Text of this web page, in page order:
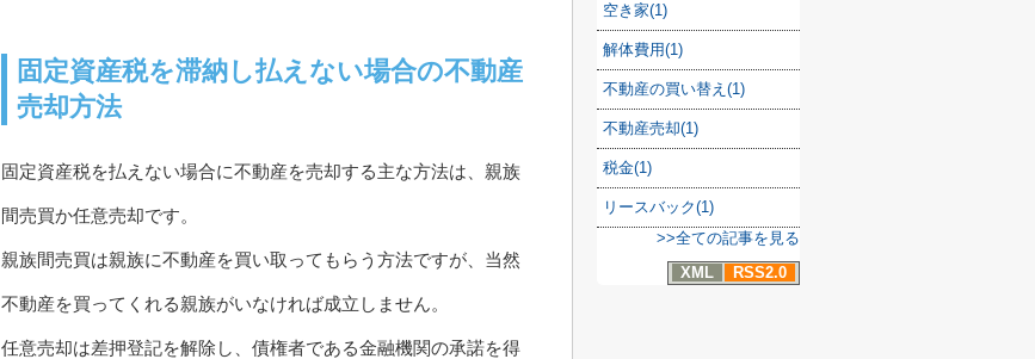
固定資産税を滞納し払えない場合の不動産
売却方法
固定資産税を払えない場合に不動産を売却する主な方法は、親族
間売買か任意売却です。
親族間売買は親族に不動産を買い取ってもらう方法ですが、当然
不動産を買ってくれる親族がいなければ成立しません。
任意売却は差押登記を解除し、債権者である金融機関の承諾を得
空き家(1)
解体費用(1)
不動産の買い替え(1)
不動産売却(1)
税金(1)
リースバック(1)
>>全ての記事を見る
XML
RSS2.0